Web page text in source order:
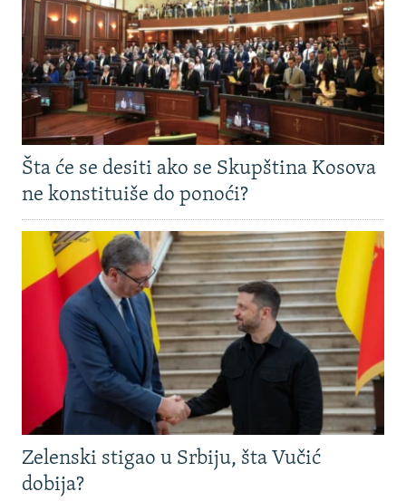
Šta će se desiti ako se Skupština Kosova
ne konstituiše do ponoći?
Zelenski stigao u Srbiju, šta Vučić
dobija?